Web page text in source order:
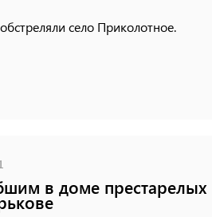
село Приколотное.
в доме престарелых